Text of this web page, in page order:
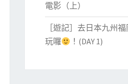
電影（上）
［遊記］去日本九州福
玩囉
！(DAY 1)